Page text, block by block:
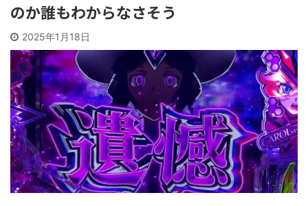
のか誰もわからなさそう
2025年1月18日